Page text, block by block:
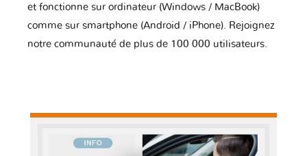
et fonctionne sur ordinateur (Windows / MacBook)
comme sur smartphone (Android / iPhone). Rejoignez
notre communauté de plus de 100 000 utilisateurs.